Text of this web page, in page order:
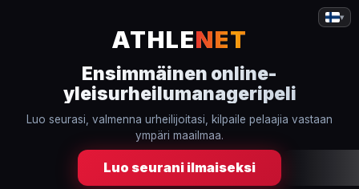
▾
ATHLENET
Ensimmäinen online-
yleisurheilumanageripeli
Luo seurasi, valmenna urheilijoitasi, kilpaile pelaajia vastaan
ympäri maailmaa.
Luo seurani ilmaiseksi